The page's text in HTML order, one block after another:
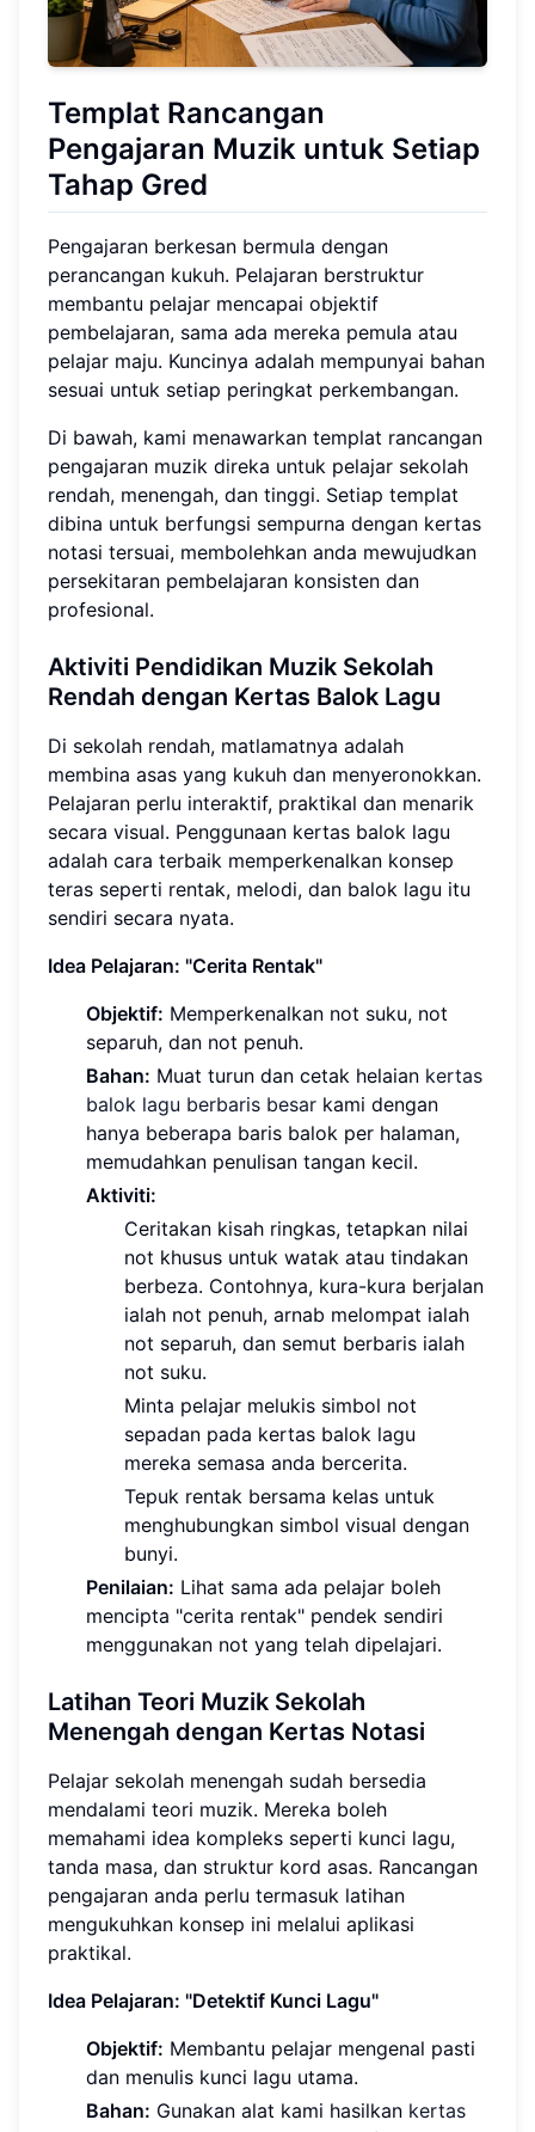
Templat Rancangan
Pengajaran Muzik untuk Setiap
Tahap Gred
Pengajaran berkesan bermula dengan
perancangan kukuh. Pelajaran berstruktur
membantu pelajar mencapai objektif
pembelajaran, sama ada mereka pemula atau
pelajar maju. Kuncinya adalah mempunyai bahan
sesuai untuk setiap peringkat perkembangan.
Di bawah, kami menawarkan templat rancangan
pengajaran muzik direka untuk pelajar sekolah
rendah, menengah, dan tinggi. Setiap templat
dibina untuk berfungsi sempurna dengan kertas
notasi tersuai, membolehkan anda mewujudkan
persekitaran pembelajaran konsisten dan
profesional.
Aktiviti Pendidikan Muzik Sekolah
Rendah dengan Kertas Balok Lagu
Di sekolah rendah, matlamatnya adalah
membina asas yang kukuh dan menyeronokkan.
Pelajaran perlu interaktif, praktikal dan menarik
secara visual. Penggunaan kertas balok lagu
adalah cara terbaik memperkenalkan konsep
teras seperti rentak, melodi, dan balok lagu itu
sendiri secara nyata.
Idea Pelajaran: "Cerita Rentak"
Objektif: Memperkenalkan not suku, not
separuh, dan not penuh.
Bahan: Muat turun dan cetak helaian kertas
balok lagu berbaris besar kami dengan
hanya beberapa baris balok per halaman,
memudahkan penulisan tangan kecil.
Aktiviti:
Ceritakan kisah ringkas, tetapkan nilai
not khusus untuk watak atau tindakan
berbeza. Contohnya, kura-kura berjalan
ialah not penuh, arnab melompat ialah
not separuh, dan semut berbaris ialah
not suku.
Minta pelajar melukis simbol not
sepadan pada kertas balok lagu
mereka semasa anda bercerita.
Tepuk rentak bersama kelas untuk
menghubungkan simbol visual dengan
bunyi.
Penilaian: Lihat sama ada pelajar boleh
mencipta "cerita rentak" pendek sendiri
menggunakan not yang telah dipelajari.
Latihan Teori Muzik Sekolah
Menengah dengan Kertas Notasi
Pelajar sekolah menengah sudah bersedia
mendalami teori muzik. Mereka boleh
memahami idea kompleks seperti kunci lagu,
tanda masa, dan struktur kord asas. Rancangan
pengajaran anda perlu termasuk latihan
mengukuhkan konsep ini melalui aplikasi
praktikal.
Idea Pelajaran: "Detektif Kunci Lagu"
Objektif: Membantu pelajar mengenal pasti
dan menulis kunci lagu utama.
Bahan: Gunakan alat kami hasilkan kertas